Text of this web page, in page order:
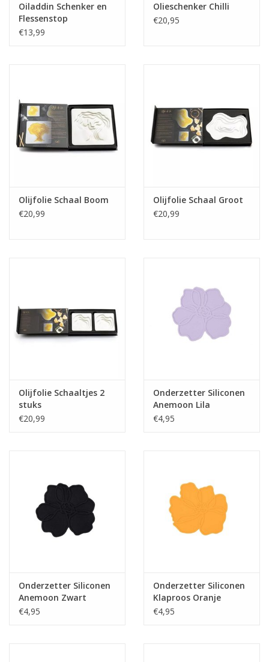
Oiladdin Schenker en
Flessenstop
€13,99
Olieschenker Chilli
€20,95
Olijfolie Schaal Boom
€20,99
Olijfolie Schaal Groot
€20,99
Olijfolie Schaaltjes 2
stuks
€20,99
Onderzetter Siliconen
Anemoon Lila
€4,95
Onderzetter Siliconen
Anemoon Zwart
€4,95
Onderzetter Siliconen
Klaproos Oranje
€4,95